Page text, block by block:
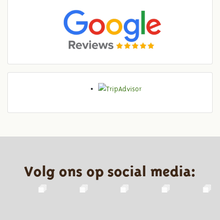
Volg ons op social media: